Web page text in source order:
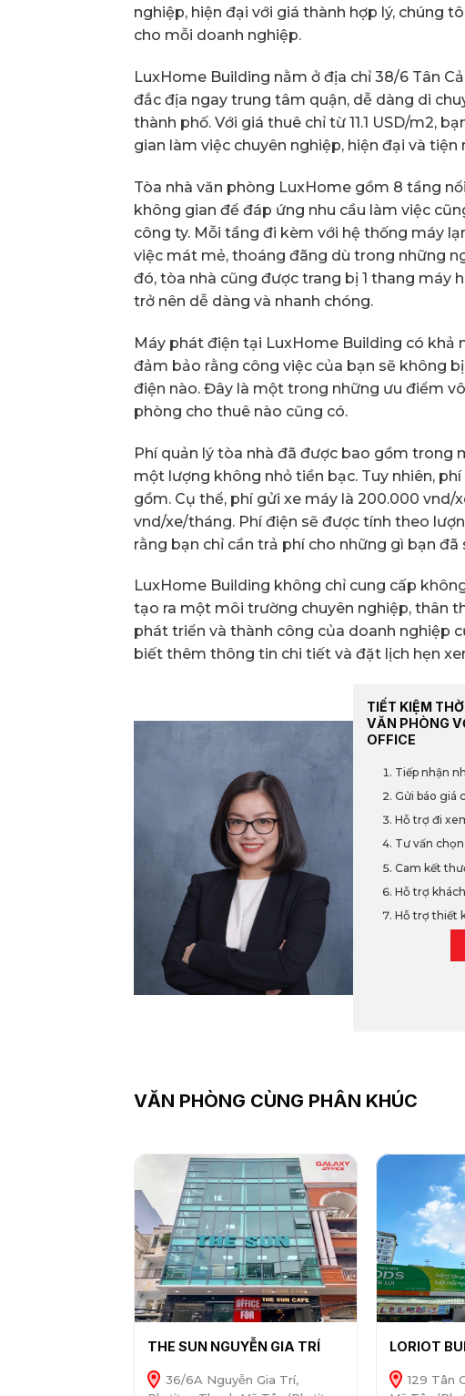
nghiệp, hiện đại với giá thành hợp lý, chúng
cho mỗi doanh nghiệp.
LuxHome Building nằm ở địa chỉ 38/6 Tân
đắc địa ngay trung tâm quận, dễ dàng di
thành phố. Với giá thuê chỉ từ 11.1 USD/m2,
gian làm việc chuyên nghiệp, hiện đại và tiện
Tòa nhà văn phòng LuxHome gồm 8 tầng
không gian để đáp ứng nhu cầu làm việc
công ty. Mỗi tầng đi kèm với hệ thống máy
việc mát mẻ, thoáng đãng dù trong những
đó, tòa nhà cũng được trang bị 1 thang máy
trở nên dễ dàng và nhanh chóng.
Máy phát điện tại LuxHome Building có khả
đảm bảo rằng công việc của bạn sẽ không
điện nào. Đây là một trong những ưu điểm
phòng cho thuê nào cũng có.
Phí quản lý tòa nhà đã được bao gồm trong
một lượng không nhỏ tiền bạc. Tuy nhiên,
gồm. Cụ thể, phí gửi xe máy là 200.000
vnd/xe/tháng. Phí điện sẽ được tính theo
rằng bạn chỉ cần trả phí cho những gì bạn đã
LuxHome Building không chỉ cung cấp
tạo ra một môi trường chuyên nghiệp, thân
phát triển và thành công của doanh nghiệp
biết thêm thông tin chi tiết và đặt lịch hẹn
TIẾT KIỆM
VĂN PHÒNG
OFFICE
Tiếp nhận
Gửi báo giá
Hỗ trợ đi
Tư vấn
Cam kết
Hỗ trợ
Hỗ trợ thiết
VĂN PHÒNG CÙNG PHÂN KHÚC
THE SUN NGUYỄN GIA TRÍ
36/6A Nguyễn Gia Trí,
LORIOT
129 Tân